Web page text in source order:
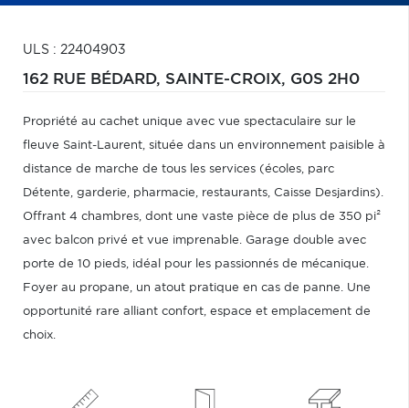
ULS : 22404903
162 RUE BÉDARD, SAINTE-CROIX, G0S 2H0
Propriété au cachet unique avec vue spectaculaire sur le
fleuve Saint-Laurent, située dans un environnement paisible à
distance de marche de tous les services (écoles, parc
Détente, garderie, pharmacie, restaurants, Caisse Desjardins).
Offrant 4 chambres, dont une vaste pièce de plus de 350 pi²
avec balcon privé et vue imprenable. Garage double avec
porte de 10 pieds, idéal pour les passionnés de mécanique.
Foyer au propane, un atout pratique en cas de panne. Une
opportunité rare alliant confort, espace et emplacement de
choix.